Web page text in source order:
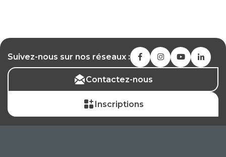
Suivez-nous sur nos réseaux :
Contactez-nous
Inscriptions